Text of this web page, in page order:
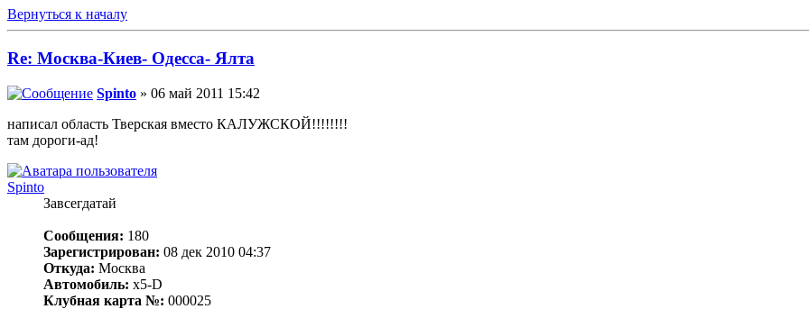
Вернуться к началу
Re: Москва-Киев- Одесса- Ялта
Spinto » 06 май 2011 15:42
написал область Тверская вместо КАЛУЖСКОЙ!!!!!!!!
там дороги-ад!
Spinto
Завсегдатай
Сообщения: 180
Зарегистрирован: 08 дек 2010 04:37
Откуда: Москва
Автомобиль: x5-D
Клубная карта №: 000025